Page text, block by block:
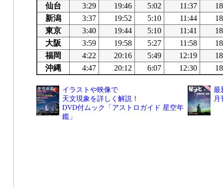
仙台
3:29 19:46 5:02 11:37
新潟
3:37 19:52 5:10 11:44
東京
3:40 19:44 5:10 11:41
大阪
3:59 19:58 5:27 11:58
福岡
4:22 20:16 5:49 12:19
沖縄
4:47 20:12 6:07 12:30
イラストや映像で
天文現象を詳しく解説！
DVD付ムック「アストロガイド 星空年
鑑」
最
月